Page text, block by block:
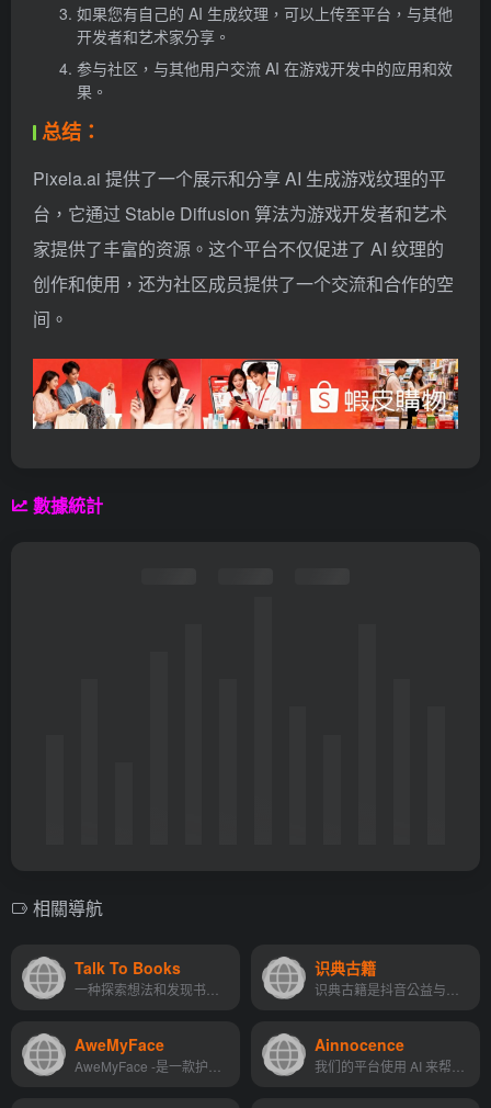
如果您有自己的 AI 生成纹理，可以上传至平台，与其他
开发者和艺术家分享。
参与社区，与其他用户交流 AI 在游戏开发中的应用和效
果。
总结：
Pixela.ai 提供了一个展示和分享 AI 生成游戏纹理的平
台，它通过 Stable Diffusion 算法为游戏开发者和艺术
家提供了丰富的资源。这个平台不仅促进了 AI 纹理的
创作和使用，还为社区成员提供了一个交流和合作的空
间。
數據統計
相關導航
Talk To Books 识典古籍
AweMyFace Ainnocence